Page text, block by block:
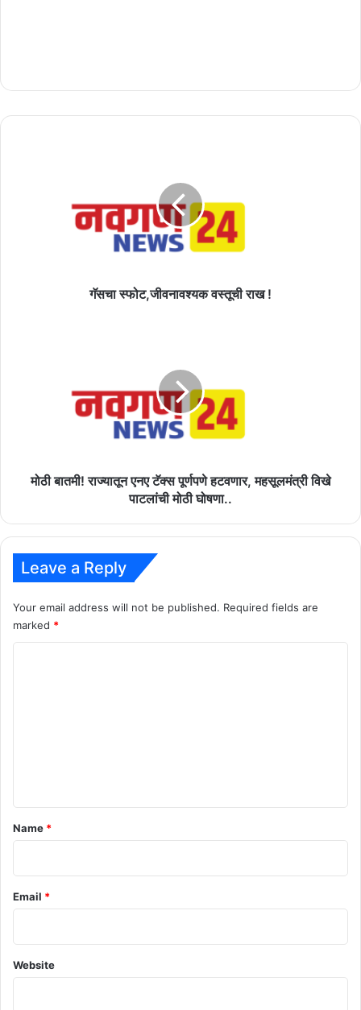
गॅसचा स्फोट,जीवनावश्यक वस्तूची राख !
पाटलांचीमोठी बातमी! राज्यातून एनए टॅक्स पूर्णपणे हटवणार, महसूलमंत्री विखे
पाटलांची मोठी घोषणा..
Leave a Reply
Your email address will not be published. Required fields are
marked *
*
Name *
Email *
Website